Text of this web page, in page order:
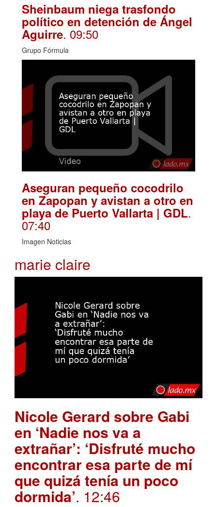
Sheinbaum niega trasfondo
político en detención de Ángel
Aguirre. 09:50
Grupo Fórmula
Aseguran pequeño cocodrilo
en Zapopan y avistan a otro en
playa de Puerto Vallarta | GDL.
07:40
Imagen Noticias
marie claire
Nicole Gerard sobre Gabi
en ‘Nadie nos va a
extrañar’: ‘Disfruté mucho
encontrar esa parte de mí
que quizá tenía un poco
dormida’. 12:46